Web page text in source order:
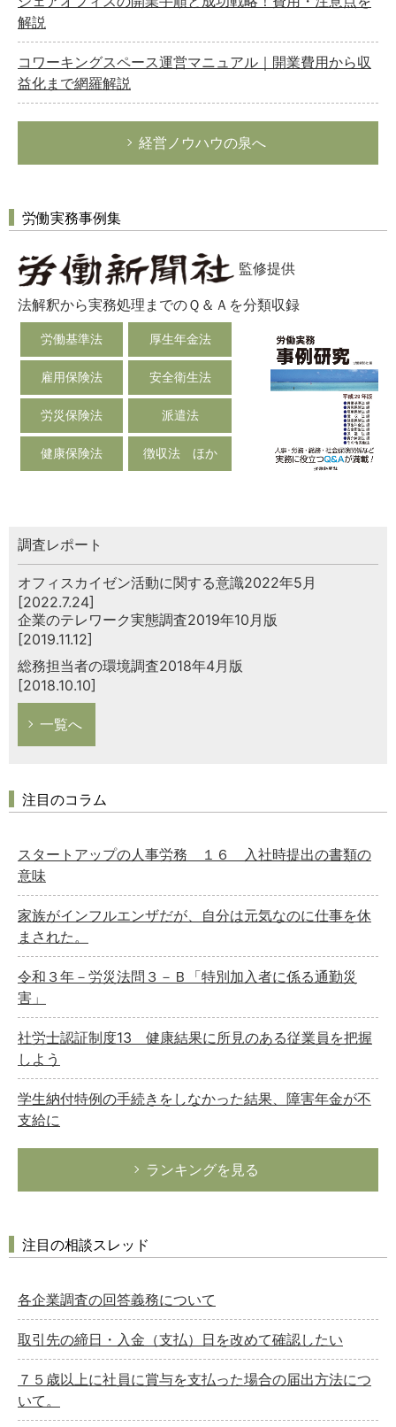
労務管理
税務経理
経営の知恵
総務の給湯室
解説
コワーキングスペース運営マニュアル｜開業費用から収
益化まで網羅解説
経営ノウハウの泉へ
労働実務事例集
監修提供
法解釈から実務処理までのＱ＆Ａを分類収録
労働基準法 厚生年金法
雇用保険法 安全衛生法
労災保険法 派遣法
健康保険法 徴収法 ほか
調査レポート
オフィスカイゼン活動に関する意識2022年5月
[2022.7.24]
企業のテレワーク実態調査2019年10月版
[2019.11.12]
総務担当者の環境調査2018年4月版
[2018.10.10]
一覧へ
注目のコラム
スタートアップの人事労務 １６ 入社時提出の書類の
意味
家族がインフルエンザだが、自分は元気なのに仕事を休
まされた。
令和３年－労災法問３－Ｂ「特別加入者に係る通勤災
害」
社労士認証制度13 健康結果に所見のある従業員を把握
しよう
学生納付特例の手続きをしなかった結果、障害年金が不
支給に
ランキングを見る
注目の相談スレッド
各企業調査の回答義務について
取引先の締日・入金（支払）日を改めて確認したい
７５歳以上に社員に賞与を支払った場合の届出方法につ
いて。